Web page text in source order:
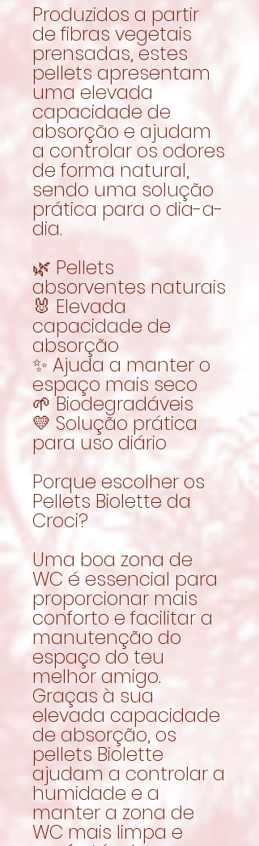
Produzidos a partir
de fibras vegetais
prensadas, estes
pellets apresentam
uma elevada
capacidade de
absorção e ajudam
a controlar os odores
de forma natural,
sendo uma solução
prática para o dia-a-
dia.
🌿 Pellets
absorventes naturais
🐰 Elevada
capacidade de
absorção
✨ Ajuda a manter o
espaço mais seco
🌱 Biodegradáveis
💛 Solução prática
para uso diário
Porque escolher os
Pellets Biolette da
Croci?
Uma boa zona de
WC é essencial para
proporcionar mais
conforto e facilitar a
manutenção do
espaço do teu
melhor amigo.
Graças à sua
elevada capacidade
de absorção, os
pellets Biolette
ajudam a controlar a
humidade e a
manter a zona de
WC mais limpa e